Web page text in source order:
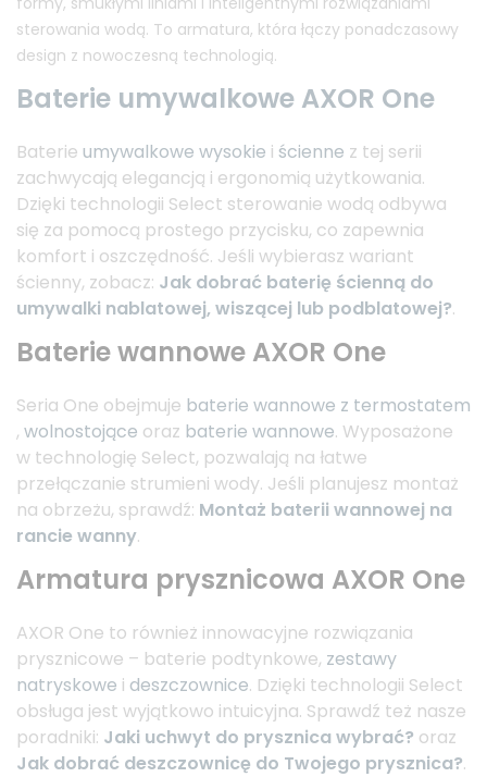
sterowania wodą. To armatura, która łączy ponadczasowy
design z nowoczesną technologią.
Baterie umywalkowe AXOR One
Baterie umywalkowe wysokie i ścienne z tej serii
zachwycają elegancją i ergonomią użytkowania.
Dzięki technologii Select sterowanie wodą odbywa
się za pomocą prostego przycisku, co zapewnia
komfort i oszczędność. Jeśli wybierasz wariant
ścienny, zobacz: Jak dobrać baterię ścienną do
umywalki nablatowej, wiszącej lub podblatowej?.
Baterie wannowe AXOR One
Seria One obejmuje baterie wannowe z termostatem
, wolnostojące oraz baterie wannowe. Wyposażone
w technologię Select, pozwalają na łatwe
przełączanie strumieni wody. Jeśli planujesz montaż
na obrzeżu, sprawdź: Montaż baterii wannowej na
rancie wanny.
Armatura prysznicowa AXOR One
AXOR One to również innowacyjne rozwiązania
prysznicowe – baterie podtynkowe, zestawy
natryskowe i deszczownice. Dzięki technologii Select
obsługa jest wyjątkowo intuicyjna. Sprawdź też nasze
poradniki: Jaki uchwyt do prysznica wybrać? oraz
Jak dobrać deszczownicę do Twojego prysznica?.